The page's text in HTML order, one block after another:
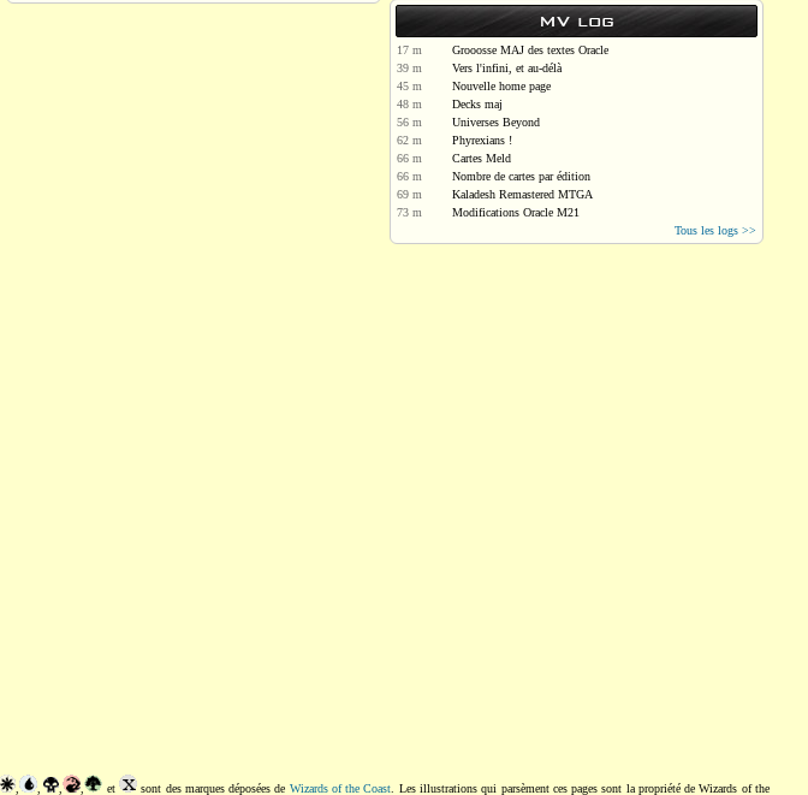
MV log
17 m
Grooosse MAJ des textes Oracle
39 m
Vers l'infini, et au-délà
45 m
Nouvelle home page
48 m
Decks maj
56 m
Universes Beyond
62 m
Phyrexians !
66 m
Cartes Meld
66 m
Nombre de cartes par édition
69 m
Kaladesh Remastered MTGA
73 m
Modifications Oracle M21
Tous les logs >>
, , , et sont des marques déposées de Wizards of the Coast . Les illustrations qui parsèment ces pages sont la propriété de Wizards of the